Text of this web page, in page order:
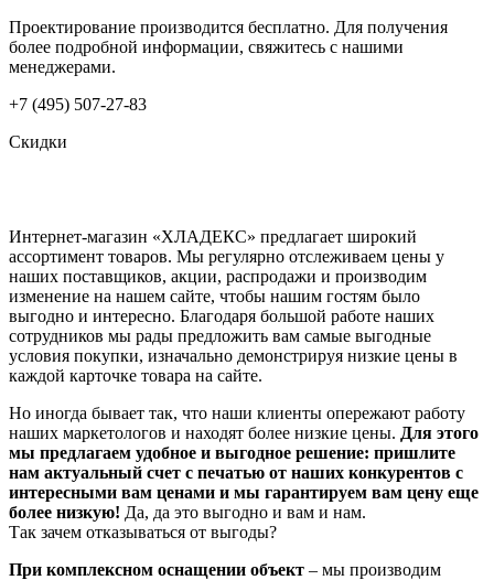
Проектирование производится бесплатно. Для получения
более подробной информации, свяжитесь с нашими
менеджерами.
+7 (495) 507-27-83
Скидки
Интернет-магазин «ХЛАДЕКС» предлагает широкий
ассортимент товаров. Мы регулярно отслеживаем цены у
наших поставщиков, акции, распродажи и производим
изменение на нашем сайте, чтобы нашим гостям было
выгодно и интересно. Благодаря большой работе наших
сотрудников мы рады предложить вам самые выгодные
условия покупки, изначально демонстрируя низкие цены в
каждой карточке товара на сайте.
Но иногда бывает так, что наши клиенты опережают работу
наших маркетологов и находят более низкие цены. Для этого
мы предлагаем удобное и выгодное решение: пришлите
нам актуальный счет с печатью от наших конкурентов с
интересными вам ценами и мы гарантируем вам цену еще
более низкую! Да, да это выгодно и вам и нам.
Так зачем отказываться от выгоды?
При комплексном оснащении объект – мы производим